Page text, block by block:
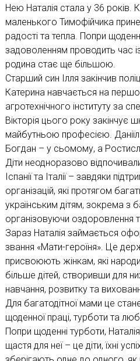
Нею Наталія стала у 36
маленького Тимофійчика
радості та тепла. Попри
задоволенням проводить час
родина стає ще більшою.
Старший син Ілля закінчив
Катерина навчається на
агротехнічного інституту за
Вікторія цього року закінчує
майбутньою професією. Даніїл
Богдан – у сьомому, а
Діти неодноразово
Іспанії та Італії – завдяки
організацій, які протягом
українським дітям, зокрема з
організовуючи оздоровлення
Зараз Наталія займається
звання «Мати-героїня». Це
присвоюють жінкам, які
більше дітей, створивши для
навчання, розвитку та
Для багатодітної мами це
щоденної праці, турботи та
Попри щоденні турботи,
щастя для неї – це діти, їхні